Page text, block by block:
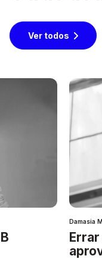
Ver todos
Damasia